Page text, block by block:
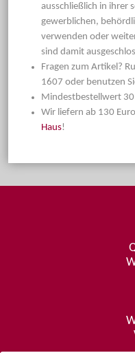
ausschließlich in ihrer
gewerblichen,
verwenden oder
sind damit
Fragen zum Artikel?
1607 oder benutzen
Mindestbestellwert
Wir liefern ab 130
Haus!